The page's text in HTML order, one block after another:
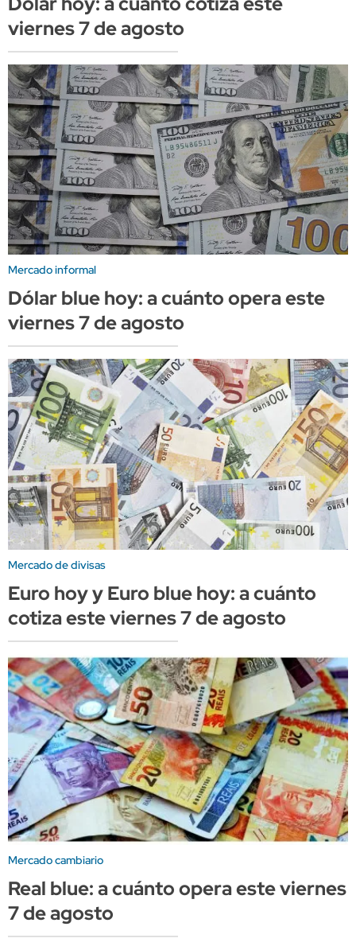
viernes 7 de agosto
Mercado informal
Dólar blue hoy: a cuánto opera este
viernes 7 de agosto
Mercado de divisas
Euro hoy y Euro blue hoy: a cuánto
cotiza este viernes 7 de agosto
Mercado cambiario
Real blue: a cuánto opera este viernes
7 de agosto